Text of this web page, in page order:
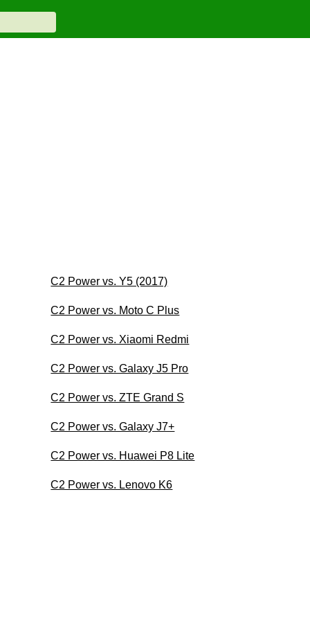
C2 Power vs. Y5 (2017)
C2 Power vs. Moto C Plus
C2 Power vs. Xiaomi Redmi
C2 Power vs. Galaxy J5 Pro
C2 Power vs. ZTE Grand S
C2 Power vs. Galaxy J7+
C2 Power vs. Huawei P8 Lite
C2 Power vs. Lenovo K6